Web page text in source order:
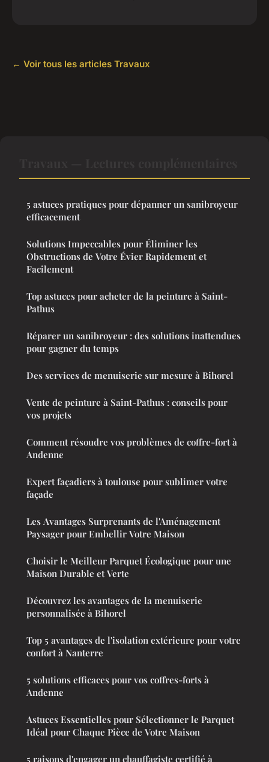
← Voir tous les articles Travaux
5 astuces pratiques pour dépanner un sanibroyeur
efficacement
Solutions Impeccables pour Éliminer les
Obstructions de Votre Évier Rapidement et
Facilement
Top astuces pour acheter de la peinture à Saint-
Pathus
Réparer un sanibroyeur : des solutions inattendues
pour gagner du temps
Des services de menuiserie sur mesure à Bihorel
Vente de peinture à Saint-Pathus : conseils pour
vos projets
Comment résoudre vos problèmes de coffre-fort à
Andenne
Expert façadiers à toulouse pour sublimer votre
façade
Les Avantages Surprenants de l'Aménagement
Paysager pour Embellir Votre Maison
Choisir le Meilleur Parquet Écologique pour une
Maison Durable et Verte
Découvrez les avantages de la menuiserie
personnalisée à Bihorel
Top 5 avantages de l'isolation extérieure pour votre
confort à Nanterre
5 solutions efficaces pour vos coffres-forts à
Andenne
Astuces Essentielles pour Sélectionner le Parquet
Idéal pour Chaque Pièce de Votre Maison
5 raisons d'engager un chauffagiste certifié à